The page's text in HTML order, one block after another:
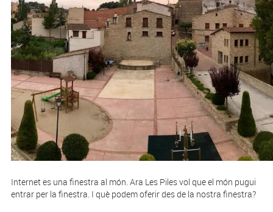
Internet es una finestra al món. Ara Les Piles vol que el món pugui
entrar per la finestra. I què podem oferir des de la nostra finestra?